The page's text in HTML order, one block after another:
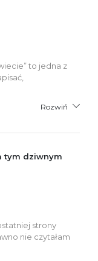
to jedna z
Rozwiń
tym dziwnym
strony
nie czytałam